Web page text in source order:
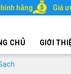
hãng Giá
CHỦ GIỚI